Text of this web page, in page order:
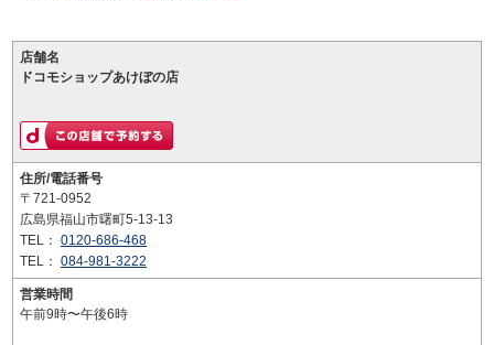
店舗名
ドコモショップあけぼの店
住所/電話番号
〒721-0952
広島県福山市曙町5-13-13
TEL： 0120-686-468
TEL： 084-981-3222
営業時間
午前9時〜午後6時